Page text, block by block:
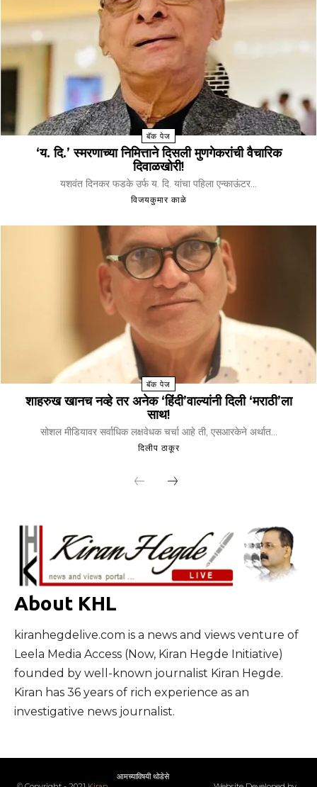
बॅक पेज
‘य. दि.’ स्मरणाच्या निमित्ताने दिसली मुणगेकरांची वैचारिक
दिवाळखोरी!
यशवंत दिनकर फडके उर्फ य. दि. यांचा पहिला एन्काऊंटर...
विजयकुमार काळे
बॅक पेज
शाहरुख खानच नव्हे तर अनेक ‘हिंदी’वाल्यांनी दिली ‘मराठी’ला
साथ!
सोशल मीडियावर सर्वाधिक लक्षवेधक चर्चा आहे ती, एसआरकेने अर्थात...
दिलीप ठाकूर
About KHL
kiranhegdelive.com is a news and views venture of
Leela Media Access (Now, Kiran Hegde Initiative)
founded by well-known journalist Kiran Hegde.
Kiran has 36 years of rich experience as an
investigative news journalist.
आमच्याविषयी थोडेसे